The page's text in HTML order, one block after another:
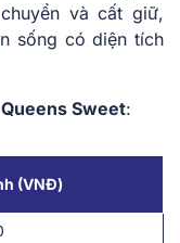
và cất giữ,
sống có diện tích
Sweet:
(VNĐ)